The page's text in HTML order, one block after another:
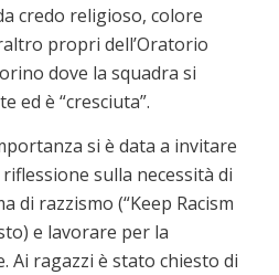
credo religioso, colore
propri dell’Oratorio
dove la squadra si
ed è “cresciuta”.
si è data a invitare
sulla necessità di
di razzismo (“Keep Racism
e lavorare per la
Ai ragazzi è stato chiesto di